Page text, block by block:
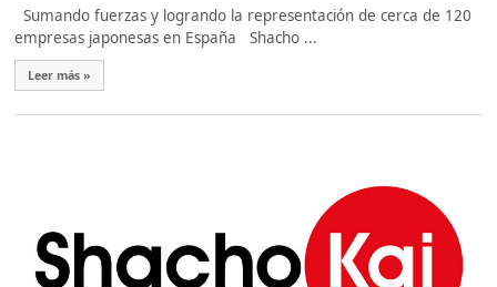
Sumando fuerzas y logrando la representación de cerca de 120
empresas japonesas en España Shacho ...
Leer más »